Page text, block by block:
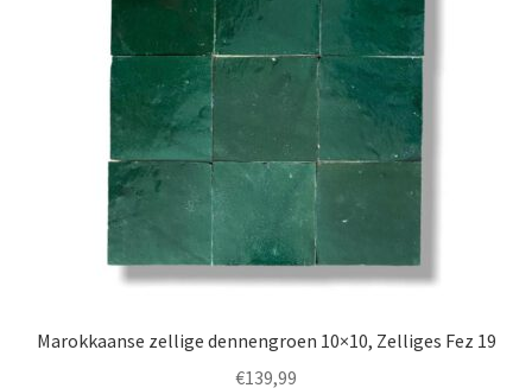
Marokkaanse zellige dennengroen 10×10, Zelliges Fez 19
€139,99